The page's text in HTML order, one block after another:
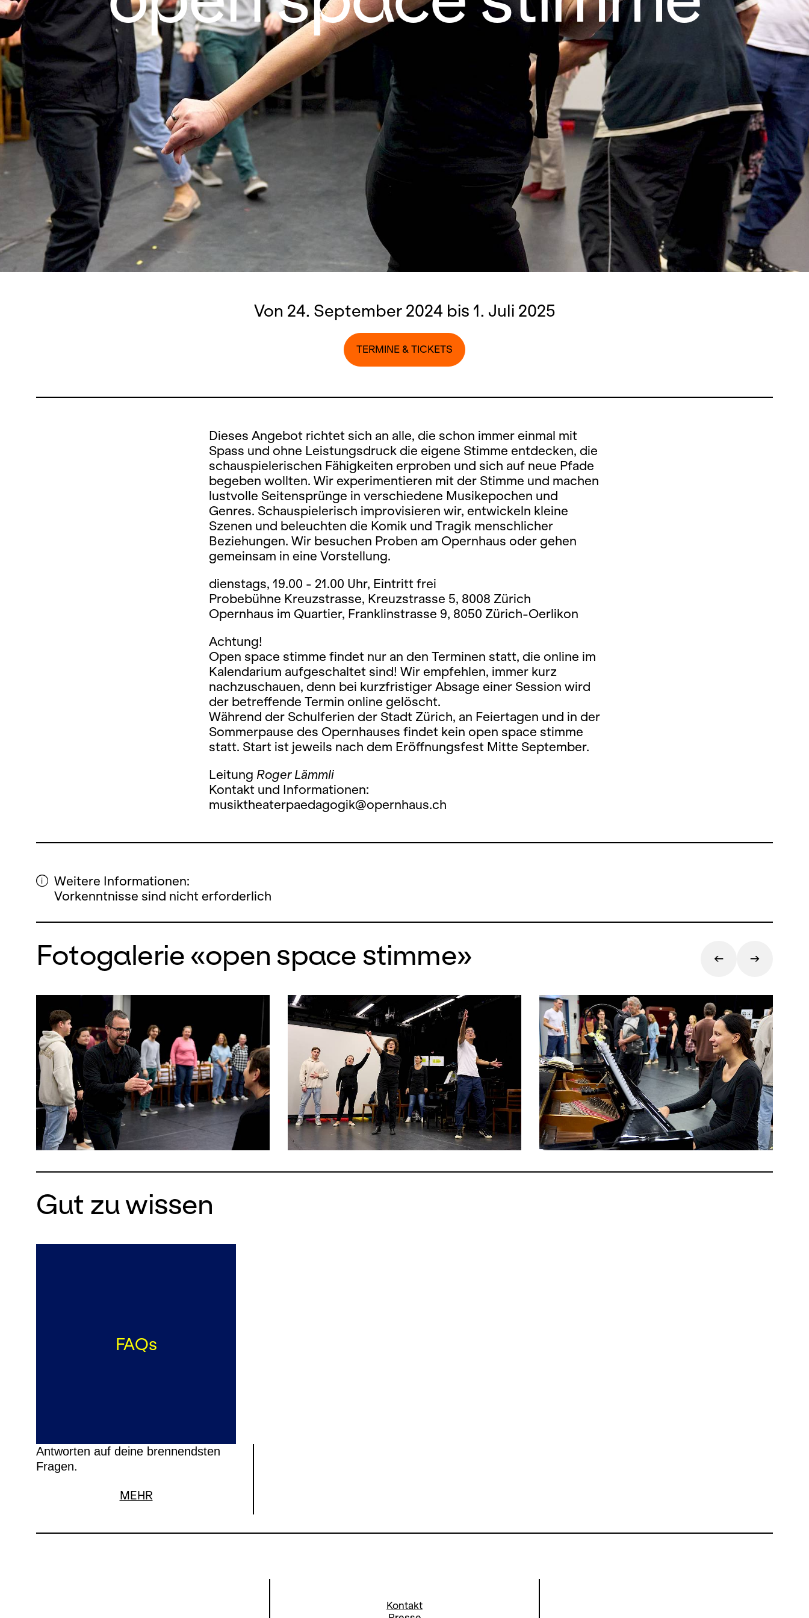
Von 24. September 2024 bis 1. Juli 2025
TERMINE & TICKETS
Dieses Angebot richtet sich an alle, die schon immer einmal mit
Spass und ohne Leistungsdruck die eigene Stimme entdecken, die
schauspielerischen Fähigkeiten erproben und sich auf neue Pfade
begeben wollten. Wir experimentieren mit der Stimme und machen
lustvolle Seitensprünge in verschiedene Musikepochen und
Genres. Schauspielerisch improvisieren wir, entwickeln kleine
Szenen und beleuchten die Komik und Tragik menschlicher
Beziehungen. Wir besuchen Proben am Opernhaus oder gehen
gemeinsam in eine Vorstellung.
dienstags, 19.00 - 21.00 Uhr, Eintritt frei
Probebühne Kreuzstrasse, Kreuzstrasse 5, 8008 Zürich
Opernhaus im Quartier, Franklinstrasse 9, 8050 Zürich-Oerlikon
Achtung!
Open space stimme findet nur an den Terminen statt, die online im
Kalendarium aufgeschaltet sind! Wir empfehlen, immer kurz
nachzuschauen, denn bei kurzfristiger Absage einer Session wird
der betreffende Termin online gelöscht.
Während der Schulferien der Stadt Zürich, an Feiertagen und in der
Sommerpause des Opernhauses findet kein open space stimme
statt. Start ist jeweils nach dem Eröffnungsfest Mitte September.
Leitung Roger Lämmli
Kontakt und Informationen:
musiktheaterpaedagogik@opernhaus.ch
Weitere Informationen:
Vorkenntnisse sind nicht erforderlich
Fotogalerie «open space stimme»
Gut zu wissen
FAQs
Antworten auf deine brennendsten
Fragen.
MEHR
Kontakt